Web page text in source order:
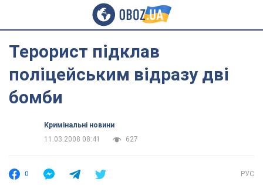
Терорист підклав
поліцейським відразу дві
бомби
Кримінальні новини
11.03.2008 08:41
627
0 РУС